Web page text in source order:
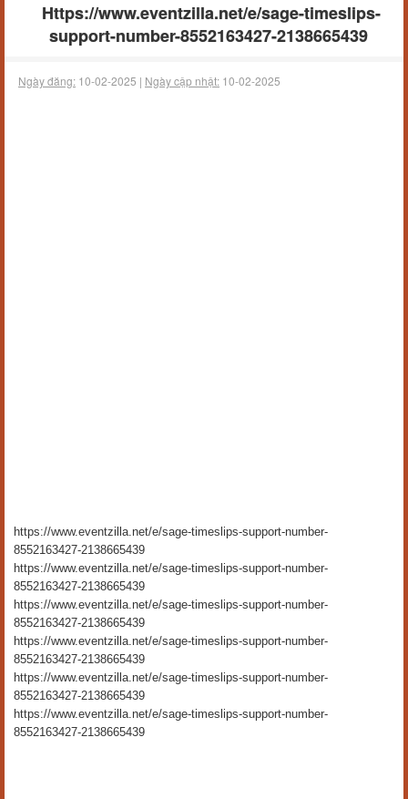
Https://www.eventzilla.net/e/sage-timeslips-
support-number-8552163427-2138665439
Ngày đăng: 10-02-2025 | Ngày cập nhật: 10-02-2025
https://www.eventzilla.net/e/sage-timeslips-support-number-
8552163427-2138665439
https://www.eventzilla.net/e/sage-timeslips-support-number-
8552163427-2138665439
https://www.eventzilla.net/e/sage-timeslips-support-number-
8552163427-2138665439
https://www.eventzilla.net/e/sage-timeslips-support-number-
8552163427-2138665439
https://www.eventzilla.net/e/sage-timeslips-support-number-
8552163427-2138665439
https://www.eventzilla.net/e/sage-timeslips-support-number-
8552163427-2138665439